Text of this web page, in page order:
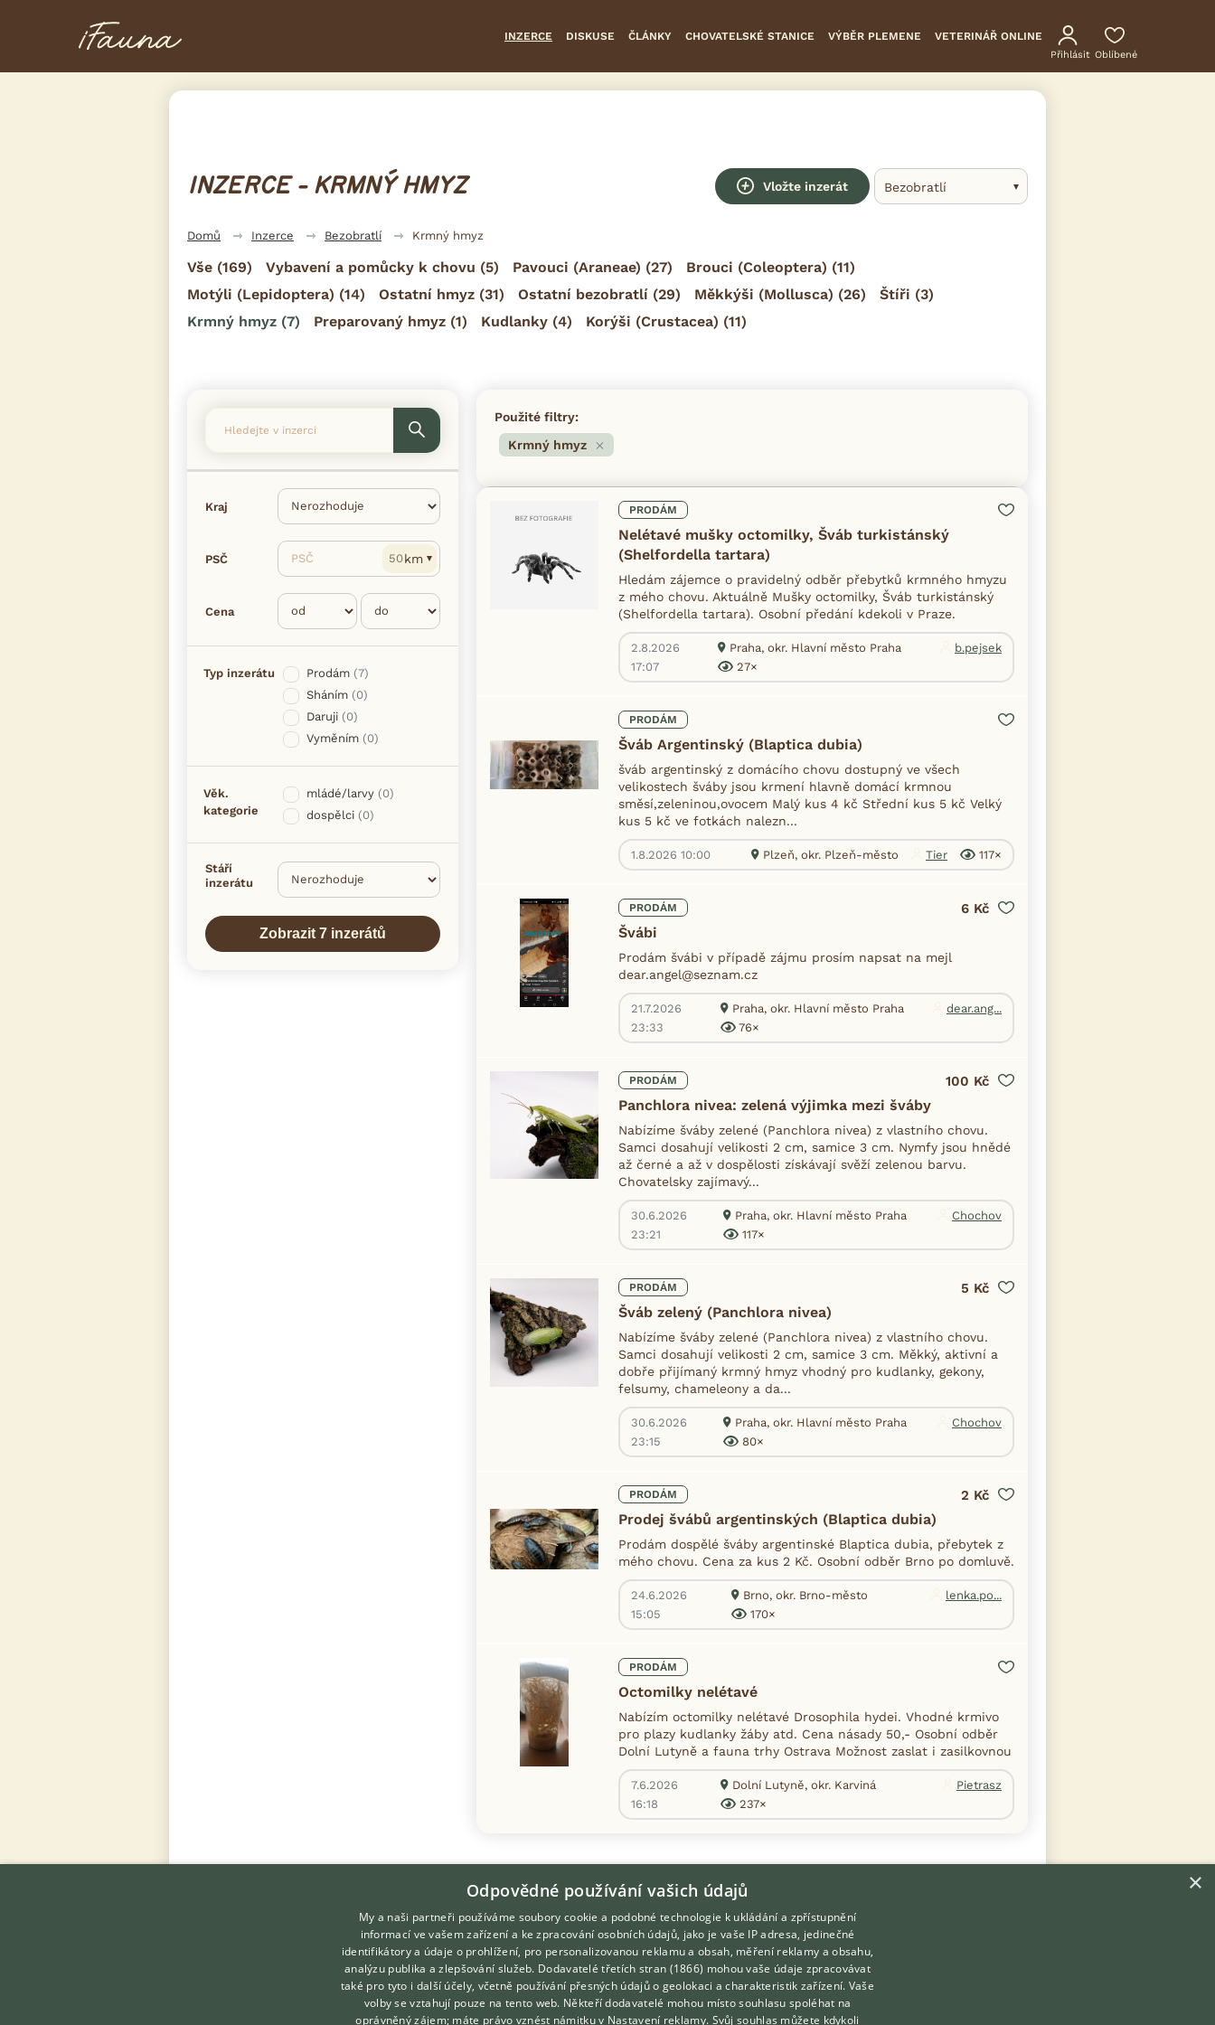
INZERCE DISKUSE ČLÁNKY CHOVATELSKÉ STANICE VÝBĚR PLEMENE VETERINÁŘ ONLINE
Přihlásit Oblíbené
INZERCE - KRMNÝ HMYZ Vložte inzerát Bezobratlí
Domů Inzerce Bezobratlí Krmný hmyz
Vše (169) Vybavení a pomůcky k chovu (5) Pavouci (Araneae) (27) Brouci (Coleoptera) (11)
Motýli (Lepidoptera) (14) Ostatní hmyz (31) Ostatní bezobratlí (29) Měkkýši (Mollusca) (26) Štíři (3)
Krmný hmyz (7) Preparovaný hmyz (1) Kudlanky (4) Korýši (Crustacea) (11)
Kraj
PSČ PSČ km
Cena
Typ inzerátu Prodám (7)
Sháním (0)
Daruji (0)
Vyměním (0)
Věk.
kategorie
mládé/larvy (0)
dospělci (0)
Stáří
inzerátu
Použité filtry:
Krmný hmyz
PRODÁM
Nelétavé mušky octomilky, Šváb turkistánský
(Shelfordella tartara)
Hledám zájemce o pravidelný odběr přebytků krmného hmyzu
z mého chovu. Aktuálně Mušky octomilky, Šváb turkistánský
(Shelfordella tartara). Osobní předání kdekoli v Praze.
2.8.2026
17:07
Praha, okr. Hlavní město Praha
b.pejsek
27×
PRODÁM
Šváb Argentinský (Blaptica dubia)
šváb argentinský z domácího chovu dostupný ve všech
velikostech šváby jsou krmení hlavně domácí krmnou
směsí,zeleninou,ovocem Malý kus 4 kč Střední kus 5 kč Velký
kus 5 kč ve fotkách nalezn...
1.8.2026 10:00 Plzeň, okr. Plzeň-město Tier 117×
PRODÁM
Švábi
6 Kč
Prodám švábi v případě zájmu prosím napsat na mejl
dear.angel@seznam.cz
21.7.2026
23:33
Praha, okr. Hlavní město Praha
dear.ang...
76×
PRODÁM
Panchlora nivea: zelená výjimka mezi šváby
100 Kč
Nabízíme šváby zelené (Panchlora nivea) z vlastního chovu.
Samci dosahují velikosti 2 cm, samice 3 cm. Nymfy jsou hnědé
až černé a až v dospělosti získávají svěží zelenou barvu.
Chovatelsky zajímavý...
30.6.2026
23:21
Praha, okr. Hlavní město Praha
Chochov
117×
PRODÁM
Šváb zelený (Panchlora nivea)
5 Kč
Nabízíme šváby zelené (Panchlora nivea) z vlastního chovu.
Samci dosahují velikosti 2 cm, samice 3 cm. Měkký, aktivní a
dobře přijímaný krmný hmyz vhodný pro kudlanky, gekony,
felsumy, chameleony a da...
30.6.2026
23:15
Praha, okr. Hlavní město Praha
Chochov
80×
PRODÁM
Prodej švábů argentinských (Blaptica dubia)
2 Kč
Prodám dospělé šváby argentinské Blaptica dubia, přebytek z
mého chovu. Cena za kus 2 Kč. Osobní odběr Brno po domluvě.
24.6.2026
15:05
Brno, okr. Brno-město
lenka.po...
170×
PRODÁM
Octomilky nelétavé
Nabízím octomilky nelétavé Drosophila hydei. Vhodné krmivo
pro plazy kudlanky žáby atd. Cena násady 50,- Osobní odběr
Dolní Lutyně a fauna trhy Ostrava Možnost zaslat i zasilkovnou
7.6.2026
16:18
Dolní Lutyně, okr. Karviná
Pietrasz
237×
KONTAKT DO REDAKCE
DOMOVSKÁ STRÁNKA
INZERCE
O nás
Kontakt
×
Odpovědné používání vašich údajů
My a naši partneři používáme soubory cookie a podobné technologie k ukládání a zpřístupnění
informací ve vašem zařízení a ke zpracování osobních údajů, jako je vaše IP adresa, jedinečné
identifikátory a údaje o prohlížení, pro personalizovanou reklamu a obsah, měření reklamy a obsahu,
analýzu publika a zlepšování služeb. Dodavatelé třetích stran (1866) mohou vaše údaje zpracovávat
také pro tyto i další účely, včetně používání přesných údajů o geolokaci a charakteristik zařízení. Vaše
volby se vztahují pouze na tento web. Někteří dodavatelé mohou místo souhlasu spoléhat na
oprávněný zájem; máte právo vznést námitku v Nastavení reklamy. Svůj souhlas můžete kdykoli